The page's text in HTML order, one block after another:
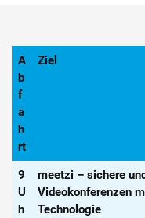
A
b
f
a
h
rt
Ziel
9
U
h
meetzi – sichere
Videokonferenzen
Technologie